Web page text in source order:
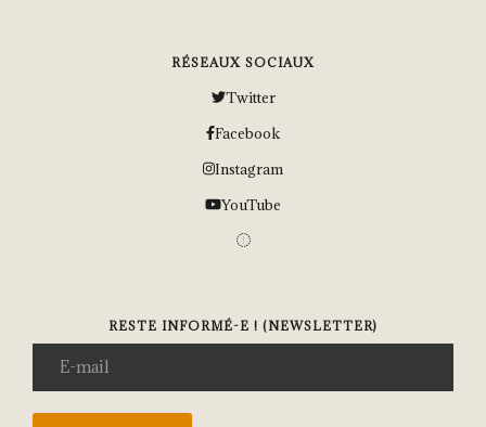
RÉSEAUX SOCIAUX
Twitter
Facebook
Instagram
YouTube
RESTE INFORMÉ-E ! (NEWSLETTER)